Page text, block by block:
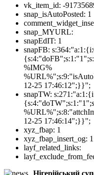
vk_item_id: -
snap_isAutoPosted: 1
snap_MYURL:
snapEdIT: 1
snapFB:
%IMG%
12-25 17:46:12";}}";
snapTW:
12-25 17:46:14";}}";
xyz_fbap: 1
xyz_fbap_insert_og: 1
layf_related_links:
Нігерійський